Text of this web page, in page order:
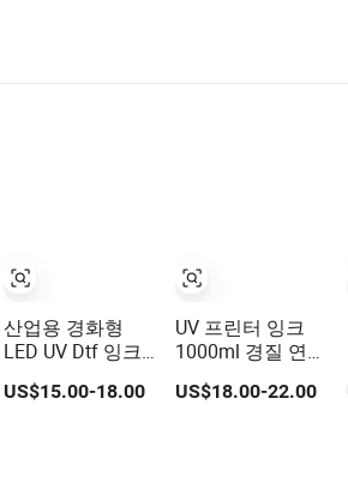
산업용 경화형
LED UV Dtf 잉크
리코 UV 프린터
잉크 리코 G5 G6
US$15.00-18.00
UV 프린터 잉크
1000ml 경질 연질
LED UV 잉크 에프
손 I3200 XP600
US$18.00-22.00